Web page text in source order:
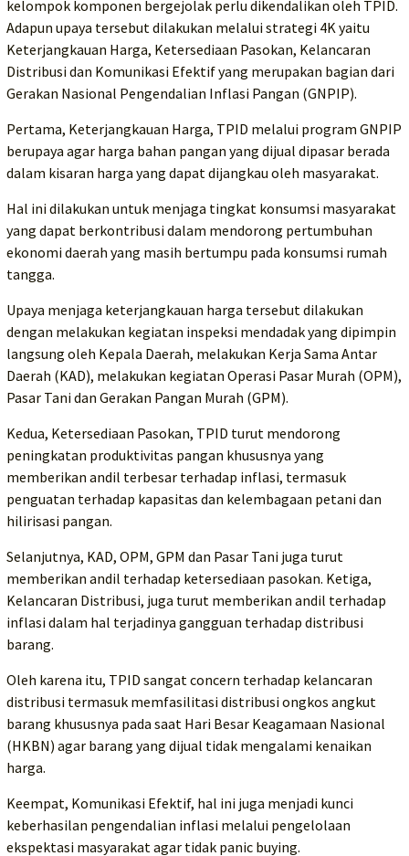
kelompok komponen bergejolak perlu dikendalikan oleh TPID.
Adapun upaya tersebut dilakukan melalui strategi 4K yaitu
Keterjangkauan Harga, Ketersediaan Pasokan, Kelancaran
Distribusi dan Komunikasi Efektif yang merupakan bagian dari
Gerakan Nasional Pengendalian Inflasi Pangan (GNPIP).
Pertama, Keterjangkauan Harga, TPID melalui program GNPIP
berupaya agar harga bahan pangan yang dijual dipasar berada
dalam kisaran harga yang dapat dijangkau oleh masyarakat.
Hal ini dilakukan untuk menjaga tingkat konsumsi masyarakat
yang dapat berkontribusi dalam mendorong pertumbuhan
ekonomi daerah yang masih bertumpu pada konsumsi rumah
tangga.
Upaya menjaga keterjangkauan harga tersebut dilakukan
dengan melakukan kegiatan inspeksi mendadak yang dipimpin
langsung oleh Kepala Daerah, melakukan Kerja Sama Antar
Daerah (KAD), melakukan kegiatan Operasi Pasar Murah (OPM),
Pasar Tani dan Gerakan Pangan Murah (GPM).
Kedua, Ketersediaan Pasokan, TPID turut mendorong
peningkatan produktivitas pangan khususnya yang
memberikan andil terbesar terhadap inflasi, termasuk
penguatan terhadap kapasitas dan kelembagaan petani dan
hilirisasi pangan.
Selanjutnya, KAD, OPM, GPM dan Pasar Tani juga turut
memberikan andil terhadap ketersediaan pasokan. Ketiga,
Kelancaran Distribusi, juga turut memberikan andil terhadap
inflasi dalam hal terjadinya gangguan terhadap distribusi
barang.
Oleh karena itu, TPID sangat concern terhadap kelancaran
distribusi termasuk memfasilitasi distribusi ongkos angkut
barang khususnya pada saat Hari Besar Keagamaan Nasional
(HKBN) agar barang yang dijual tidak mengalami kenaikan
harga.
Keempat, Komunikasi Efektif, hal ini juga menjadi kunci
keberhasilan pengendalian inflasi melalui pengelolaan
ekspektasi masyarakat agar tidak panic buying.